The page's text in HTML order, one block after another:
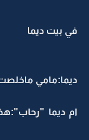
في بيت ديما
ديما:مامي
ام ديما